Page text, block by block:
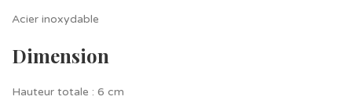
Acier inoxydable
Dimension
Hauteur totale : 6 cm